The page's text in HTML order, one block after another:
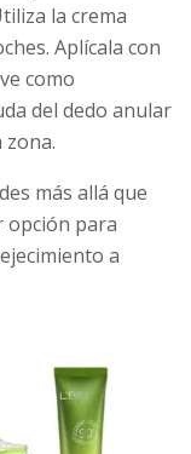
la crema
Aplícala con
como
del dedo anular
más allá que
opción para
a